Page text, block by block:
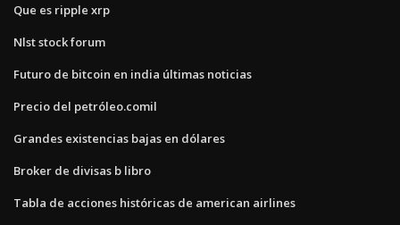
Que es ripple xrp
Nlst stock forum
Futuro de bitcoin en india últimas noticias
Precio del petróleo.comil
Grandes existencias bajas en dólares
Broker de divisas b libro
Tabla de acciones históricas de american airlines